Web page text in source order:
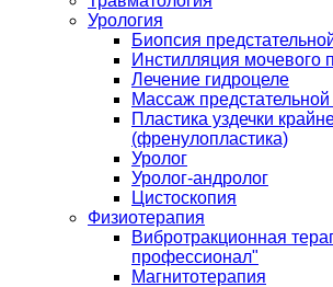
Урология
Биопсия
Инстилляция мочевого
Лечение гидроцеле
Массаж
Пластика уздечки
(френулопластика)
Уролог
Уролог-андролог
Цистоскопия
Физиотерапия
Вибротракционная
профессионал"
Магнитотерапия